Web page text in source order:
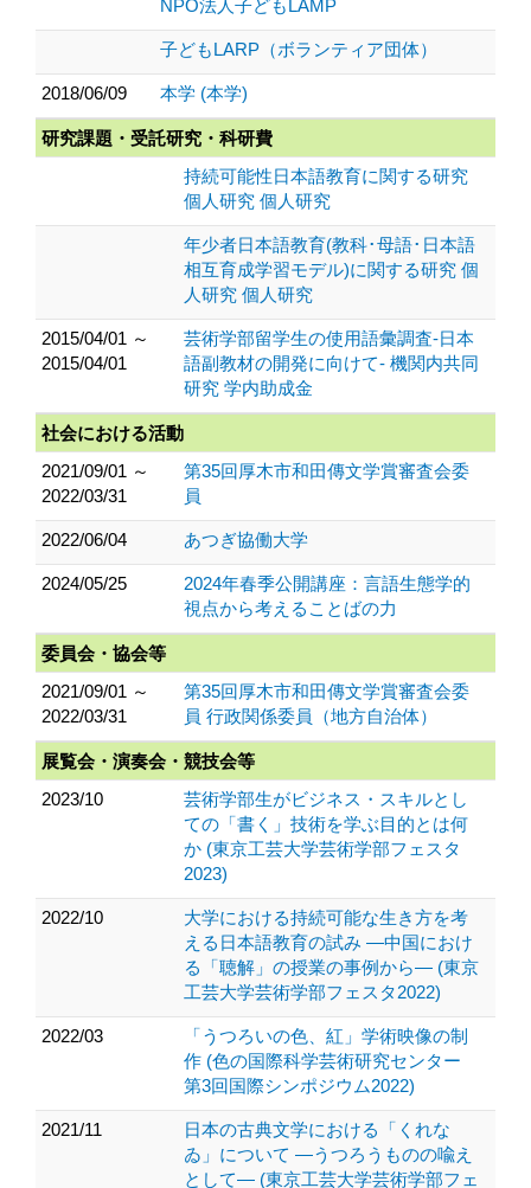
NPO法人子どもLAMP
子どもLARP（ボランティア団体）
2018/06/09 本学 (本学)
研究課題・受託研究・科研費
持続可能性日本語教育に関する研究
個人研究 個人研究
年少者日本語教育(教科･母語･日本語
相互育成学習モデル)に関する研究 個
人研究 個人研究
2015/04/01 ～
2015/04/01
芸術学部留学生の使用語彙調査-日本
語副教材の開発に向けて- 機関内共同
研究 学内助成金
社会における活動
2021/09/01 ～
2022/03/31
第35回厚木市和田傳文学賞審査会委
員
2022/06/04 あつぎ協働大学
2024/05/25
2024年春季公開講座：言語生態学的
視点から考えることばの力
委員会・協会等
2021/09/01 ～
2022/03/31
第35回厚木市和田傳文学賞審査会委
員 行政関係委員（地方自治体）
展覧会・演奏会・競技会等
2023/10
芸術学部生がビジネス・スキルとし
ての「書く」技術を学ぶ目的とは何
か (東京工芸大学芸術学部フェスタ
2023)
2022/10
大学における持続可能な生き方を考
える日本語教育の試み ―中国におけ
る「聴解」の授業の事例から― (東京
工芸大学芸術学部フェスタ2022)
2022/03
「うつろいの色、紅」学術映像の制
作 (色の国際科学芸術研究センター
第3回国際シンポジウム2022)
2021/11
日本の古典文学における「くれな
ゐ」について ―うつろうものの喩え
として― (東京工芸大学芸術学部フェ